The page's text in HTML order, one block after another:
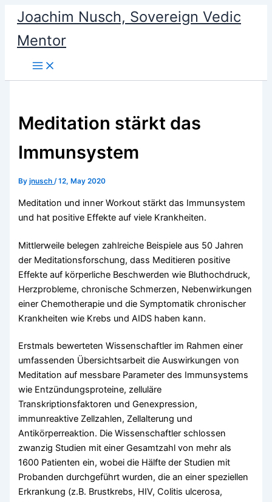
content
Joachim Nusch, Sovereign Vedic
Mentor
Meditation stärkt das
Immunsystem
Byjnusch/12, May 2020
Meditation und inner Workout stärkt das Immunsystem
und hat positive Effekte auf viele Krankheiten.
Mittlerweile belegen zahlreiche Beispiele aus 50 Jahren
der Meditationsforschung, dass Meditieren positive
Effekte auf körperliche Beschwerden wie Bluthochdruck,
Herzprobleme, chronische Schmerzen, Nebenwirkungen
einer Chemotherapie und die Symptomatik chronischer
Krankheiten wie Krebs und AIDS haben kann.
Erstmals bewerteten Wissenschaftler im Rahmen einer
umfassenden Übersichtsarbeit die Auswirkungen von
Meditation auf messbare Parameter des Immunsystems
wie Entzündungsproteine, zelluläre
Transkriptionsfaktoren und Genexpression,
immunreaktive Zellzahlen, Zellalterung und
Antikörperreaktion. Die Wissenschaftler schlossen
zwanzig Studien mit einer Gesamtzahl von mehr als
1600 Patienten ein, wobei die Hälfte der Studien mit
Probanden durchgeführt wurden, die an einer speziellen
Erkrankung (z.B. Brustkrebs, HIV, Colitis ulcerosa,